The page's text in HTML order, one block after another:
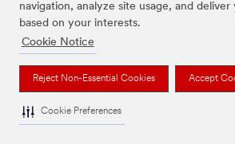
navigation, analyze site usage, and
based on your interests.
Cookie Notice
Reject Non-Essential Cookies Accept
Cookie Preferences